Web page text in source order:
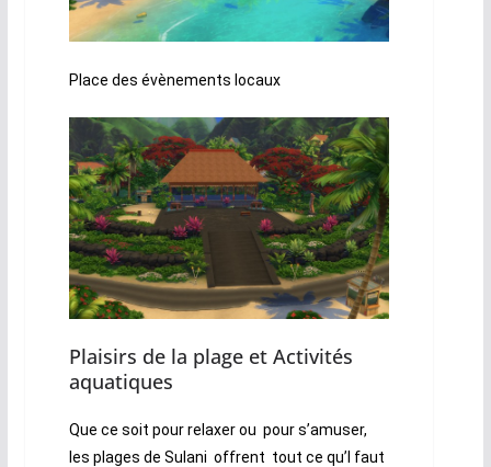
Place des évènements locaux
Plaisirs de la plage et Activités
aquatiques
Que ce soit pour relaxer ou pour s’amuser,
les plages de Sulani offrent tout ce qu’l faut